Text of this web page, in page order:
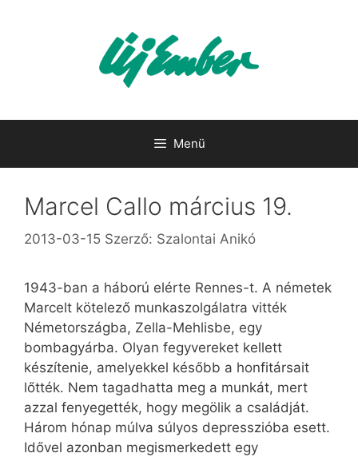
Menü
Marcel Callo március 19.
2013-03-15 Szerző: Szalontai Anikó
1943-ban a háború elérte Rennes-t. A németek
Marcelt kötelező munkaszolgálatra vitték
Németországba, Zella-Mehlisbe, egy
bombagyárba. Olyan fegyvereket kellett
készítenie, amelyekkel később a honfitársait
lőtték. Nem tagadhatta meg a munkát, mert
azzal fenyegették, hogy megölik a családját.
Három hónap múlva súlyos depresszióba esett.
Idővel azonban megismerkedett egy